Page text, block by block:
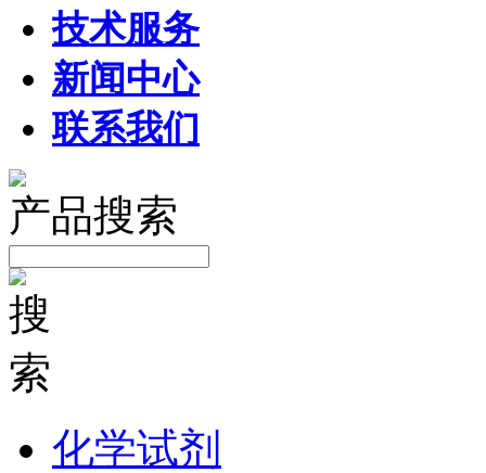
技术服务
新闻中心
联系我们
产品搜索
化学试剂